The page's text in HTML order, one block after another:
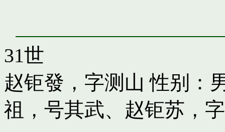
31世
赵钜發，字测山 性别：
祖，号其武、 赵钜苏，